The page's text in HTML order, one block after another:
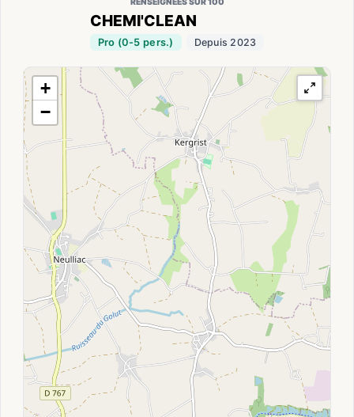
CHEMI'CLEAN
Pro (0-5 pers.) Depuis 2023
RENSEIGNÉES SUR 100
+
−